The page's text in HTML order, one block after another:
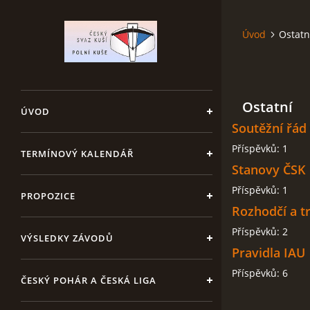
ÚVOD
TERMÍNOVÝ KALENDÁŘ
PROPOZICE
VÝSLEDKY ZÁVODŮ
ČESKÝ POHÁR A ČESKÁ LIGA
Úvod
Ostatní
Soutěžní řád
Příspěvků: 1
Stanovy ČSK
Příspěvků: 1
Rozhodčí a
Příspěvků: 2
Pravidla IAU
Příspěvků: 6